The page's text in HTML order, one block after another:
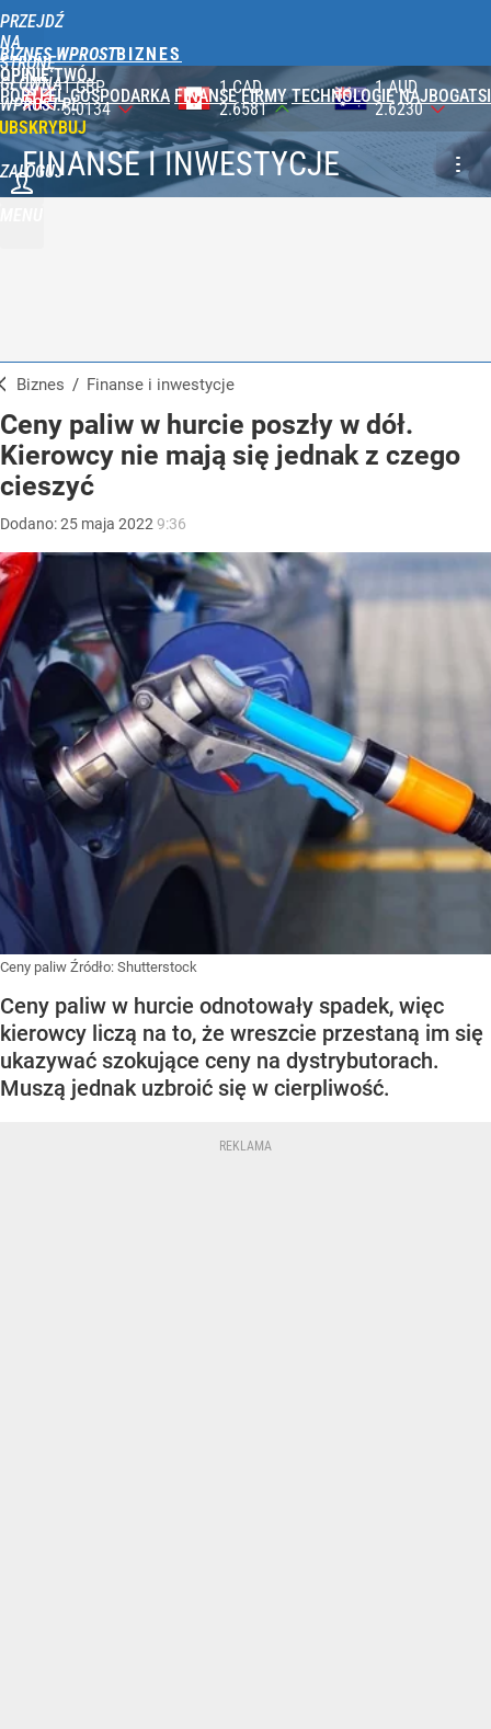
PRZEJDŹ
NA
STRONĘ
GŁÓWNĄ
WPROST.PL
BIZNES WPROST
OPINIE TWÓJ
PORTFEL GOSPODARKA FINANSE FIRMY TECHNOLOGIE NAJBOGATSI
ZALOGUJ
1 CAD
2.6581
1 AUD
2.6230
100 JPY
2.3590
FINANSE I INWESTYCJE
Biznes / Finanse i inwestycje
Ceny paliw w hurcie poszły w dół.
Kierowcy nie mają się jednak z czego
cieszyć
Dodano:25 maja 2022 9:36
Ceny paliw Źródło: Shutterstock
Ceny paliw w hurcie odnotowały spadek, więc
kierowcy liczą na to, że wreszcie przestaną im się
ukazywać szokujące ceny na dystrybutorach.
Muszą jednak uzbroić się w cierpliwość.